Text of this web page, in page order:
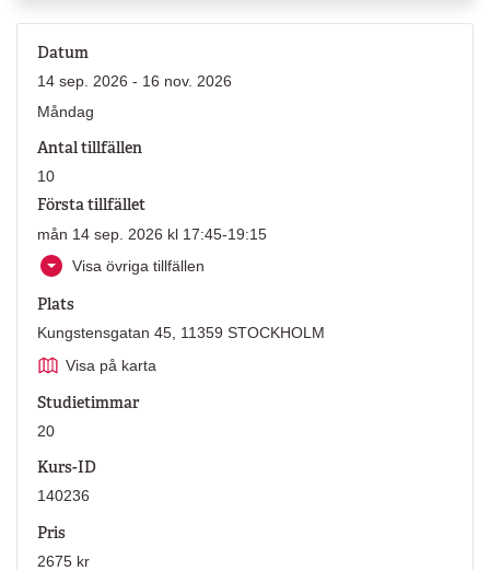
Datum
14 sep. 2026 - 16 nov. 2026
Måndag
Antal tillfällen
10
Första tillfället
mån 14 sep. 2026 kl 17:45-19:15
Visa övriga tillfällen
Plats
Kungstensgatan 45, 11359 STOCKHOLM
Visa på karta
Studietimmar
20
Kurs-ID
140236
Pris
2675 kr